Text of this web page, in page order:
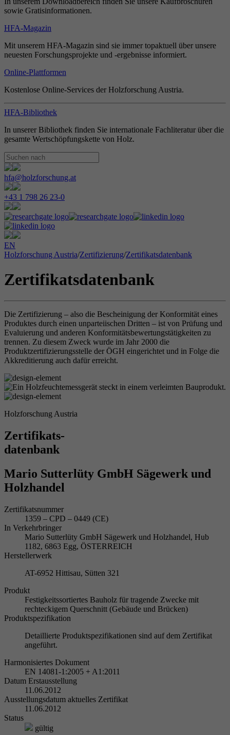
sowie Gratisinformationen.
HFA-Magazin
Mit unserem HFA-Magazin sind sie immer topaktuell über unsere
neuesten Forschungsprojekte und -ergebnisse informiert.
Online-Plattformen
Kostenlose Online-Services der Holzforschung Austria.
HFA-Bibliothek
In unserer Bibliothek finden Sie internationale Fachliteratur über die
gesamte Wertschöpfungskette von Holz.
hfa@holzforschung.at
+43 1 798 26 23-0
EN
Holzforschung Austria/Zertifizierung/Zertifikatsdatenbank
Zertifikatsdatenbank
Die Zertifizierung – also die Bescheinigung der Konformität eines
Produktes durch einen unparteiischen Dritten – ist von Prüfung und
Evaluierung und anderen Konformitätsbewertungstätigkeiten zu
trennen. Zu diesem Zweck wurde im Jahr 2000 die
Produktzertifizierungsstelle der ÖGH eingerichtet und in Folge die
Akkreditierung auch dafür erreicht.
Holzforschung Austria
Zertifikats-
datenbank
Mario Sutterlüty GmbH Sägewerk und
Holzhandel
Zertifikatsnummer
1359 – CPD – 0449 (CE)
In Verkehrbringer
Mario Sutterlüty GmbH Sägewerk und Holzhandel, Hub
1182, 6863 Egg, ÖSTERREICH
Herstellerwerk
AT-6952 Hittisau, Sütten 321
Produkt
Festigkeitssortiertes Bauholz für tragende Zwecke mit
rechteckigem Querschnitt (Gebäude und Brücken)
Produktspezifikation
Detaillierte Produktspezifikationen sind auf dem Zertifikat
angeführt.
Harmonisiertes Dokument
EN 14081-1:2005 + A1:2011
Datum Erstausstellung
11.06.2012
Ausstellungsdatum aktuelles Zertifikat
11.06.2012
Status
gültig